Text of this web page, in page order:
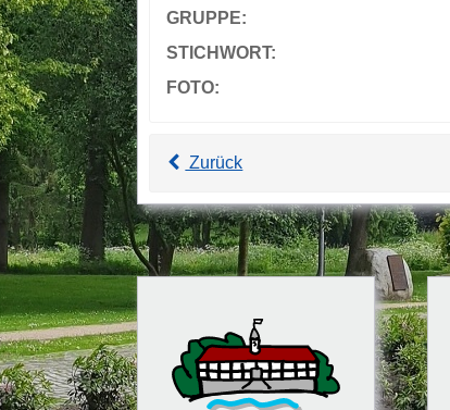
GRUPPE:
STICHWORT:
FOTO:
Zurück